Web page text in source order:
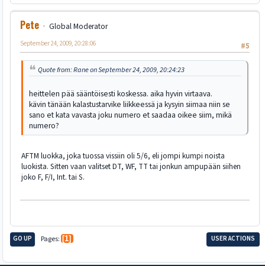
Pete
Global Moderator
#5
September 24, 2009, 20:28:06
Quote from: Rane on September 24, 2009, 20:24:23
heittelen pää sääntöisesti koskessa. aika hyvin virtaava.
kävin tänään kalastustarvike liikkeessä ja kysyin siimaa niin se
sano et kata vavasta joku numero et saadaa oikee siim, mikä
numero?
AFTM luokka, joka tuossa vissiin oli 5/6, eli jompi kumpi noista
luokista. Sitten vaan valitset DT, WF, TT tai jonkun ampupään siihen
joko F, F/I, Int. tai S.
GO UP Pages 1 USER ACTIONS